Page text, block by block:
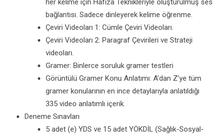
her kelime için Hafıza Teknikleriyle oluşturulmuş ses
bağlantısı. Sadece dinleyerek kelime öğrenme.
Çeviri Videoları 1: Cümle Çeviri Videoları.
Çeviri Videoları 2: Paragraf Çevirileri ve Strateji
videoları.
Gramer: Binlerce soruluk gramer testleri
Görüntülü Gramer Konu Anlatımı: A’dan Z’ye tüm
gramer konularının en ince detaylarıyla anlatıldığı
335 video anlatımlı içerik.
Deneme Sınavları
5 adet (e) YDS ve 15 adet YÖKDİL (Sağlık-Sosyal-